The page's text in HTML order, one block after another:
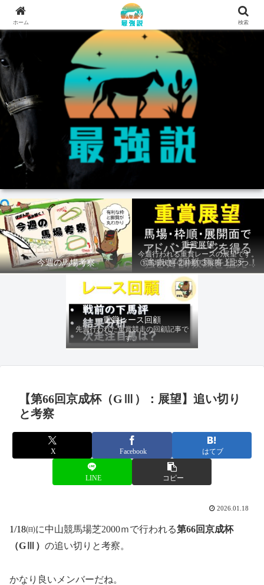
今週の馬場考察
重賞展望
今週行われる重賞レースの展望です。
①馬場状態 ②枠順 ③展開 上記3つの
ファクターから有利にレースを運べる
馬を導き、追い切りの動きを加味して
最終評価を下します。
重賞レース回顧
先週行われた重賞競走の回顧記事で
す。
【第66回京成杯（GⅢ）：展望】追い切り
と考察
X Facebook はてブ
LINE コピー
2026.01.18
1/18㈰に中山競馬場芝2000ｍで行われる第66回京成杯
（GⅢ） の追い切りと考察。
かなり良いメンバーだね。
ホーム 検索